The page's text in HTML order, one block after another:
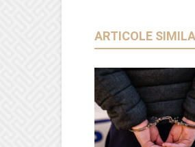
ARTICOLE